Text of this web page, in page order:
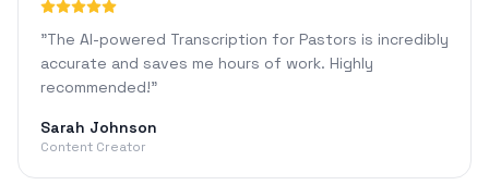
"The AI-powered Transcription for Pastors is incredibly
accurate and saves me hours of work. Highly
recommended!"
Sarah Johnson
Content Creator